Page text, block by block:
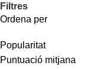
Filtres
Ordena per
Popularitat
Puntuació mitjana